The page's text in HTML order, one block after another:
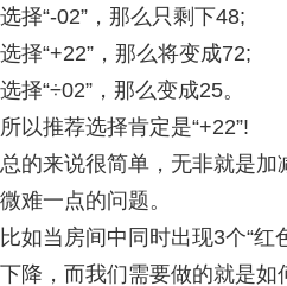
选择“-02”，那么只剩下48;
选择“+22”，那么将变成72;
选择“÷02”，那么变成25。
所以推荐选择肯定是“+22”!
总的来说很简单，无非就是加
微难一点的问题。
比如当房间中同时出现3个“红
下降，而我们需要做的就是如